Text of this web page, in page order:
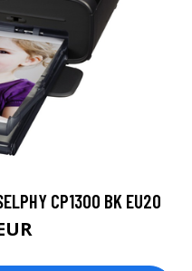
CP1300 BK EU20